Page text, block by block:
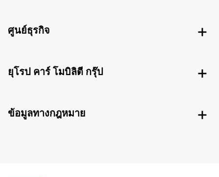
ศูนย์ธุรกิจ
ยุโรป คาร์ โมบิลิตี กรุ๊ป
ข้อมูลทางกฎหมาย